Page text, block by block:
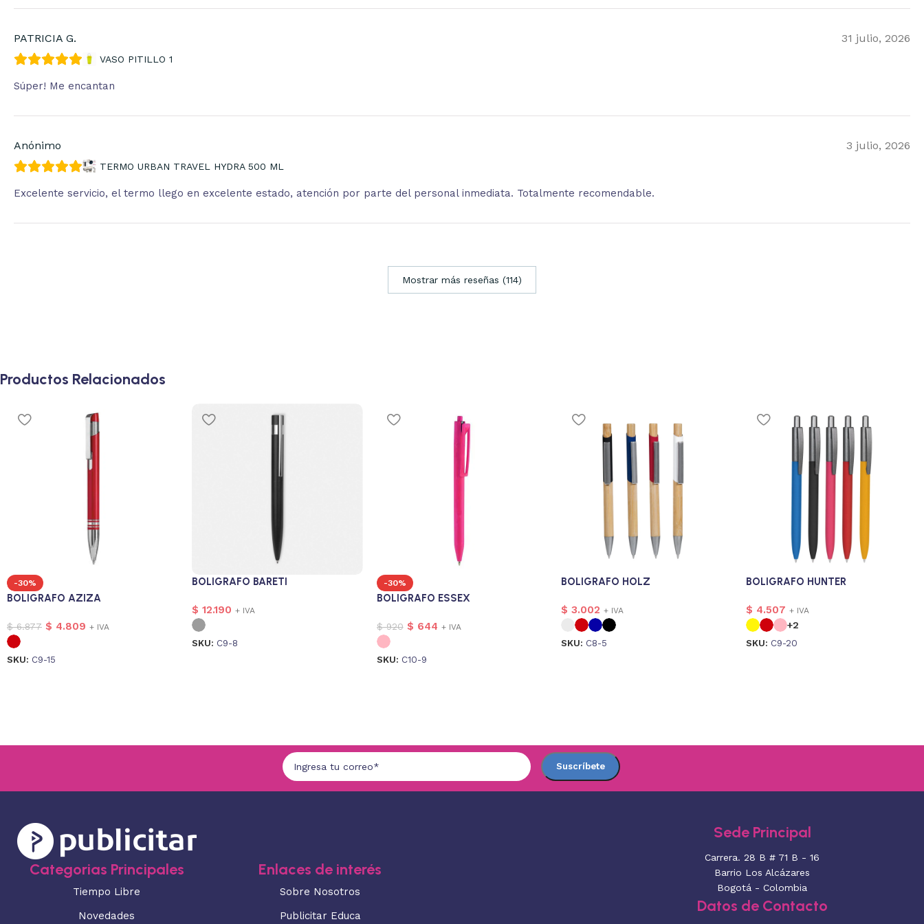
PATRICIA G. 31 julio, 2026
VASO PITILLO 1
Súper! Me encantan
Anónimo 3 julio, 2026
TERMO URBAN TRAVEL HYDRA 500 ML
Excelente servicio, el termo llego en excelente estado, atención por parte del personal inmediata. Totalmente recomendable.
Mostrar más reseñas (114)
Productos Relacionados
-30%
BOLIGRAFO AZIZA
$6.877 $ 4.809 + IVA
SKU: C9-15
BOLIGRAFO BARETI
$ 12.190 + IVA
SKU: C9-8
-30%
BOLIGRAFO ESSEX
$920 $ 644 + IVA
SKU: C10-9
BOLIGRAFO HOLZ
$ 3.002 + IVA
SKU: C8-5
BOLIGRAFO HUNTER
$ 4.507 + IVA
+2
SKU: C9-20
Categorias Principales
Tiempo Libre
Novedades
Enlaces de interés
Sobre Nosotros
Publicitar Educa
Sede Principal
Carrera. 28 B # 71 B - 16
Barrio Los Alcázares
Bogotá - Colombia
Datos de Contacto